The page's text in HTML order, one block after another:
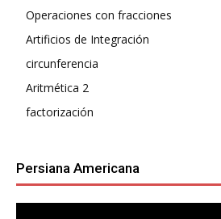
Operaciones con fracciones
Artificios de Integración
circunferencia
Aritmética 2
factorización
Persiana Americana